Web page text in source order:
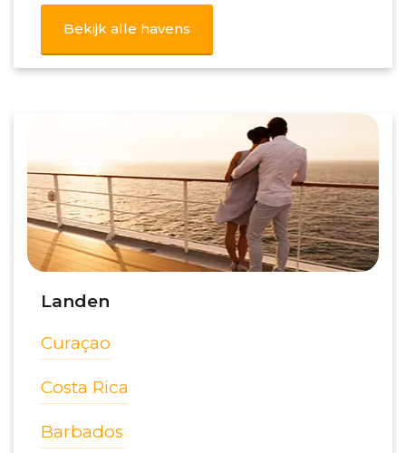
Bekijk alle havens
Landen
Curaçao
Costa Rica
Barbados